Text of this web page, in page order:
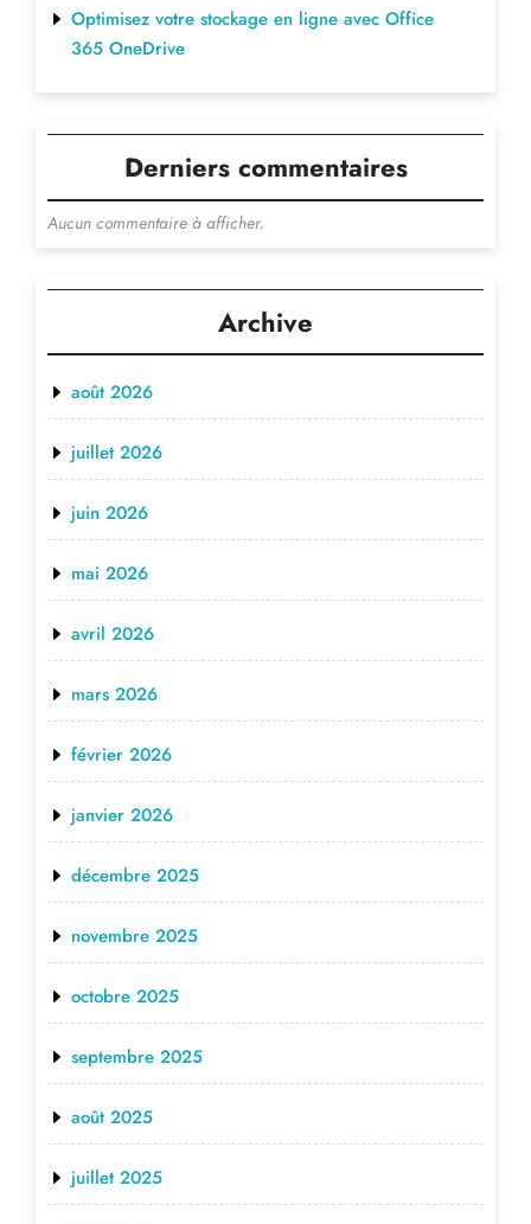
Optimisez votre stockage en ligne avec Office
365 OneDrive
Derniers commentaires
Aucun commentaire à afficher.
Archive
août 2026
juillet 2026
juin 2026
mai 2026
avril 2026
mars 2026
février 2026
janvier 2026
décembre 2025
novembre 2025
octobre 2025
septembre 2025
août 2025
juillet 2025